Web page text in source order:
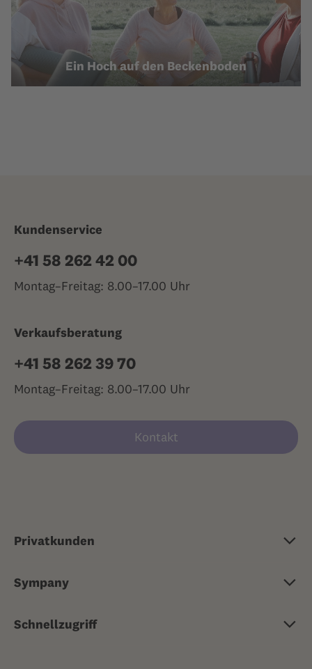
Ein Hoch auf den Beckenboden
Kundenservice
+41 58 262 42 00
Montag–Freitag: 8.00–17.00 Uhr
Verkaufsberatung
+41 58 262 39 70
Montag–Freitag: 8.00–17.00 Uhr
Kontakt
Privatkunden
Zusatzversicherung
Risikoversicherungen
Sympany
Jobs & Karriere
Schnellzugriff